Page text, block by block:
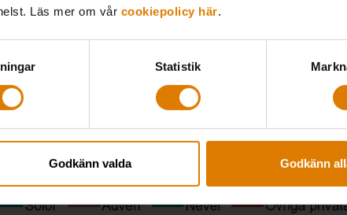
Läs mer om vår cookiepolicy här.
Statistik
Godkänn valda Godkänn